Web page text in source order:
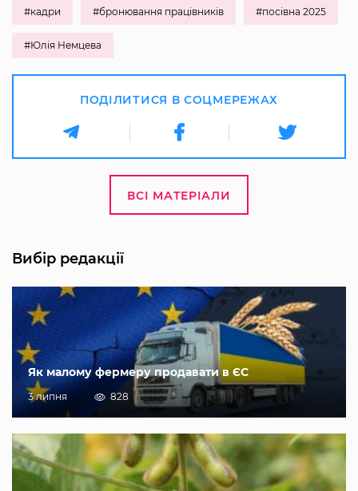
#кадри #бронювання працівників #посівна 2025
#Юлія Немцева
ПОДІЛИТИСЯ В СОЦМЕРЕЖАХ
ВСІ МАТЕРІАЛИ
Вибір редакції
Як малому фермеру продавати в ЄС
3 липня 828